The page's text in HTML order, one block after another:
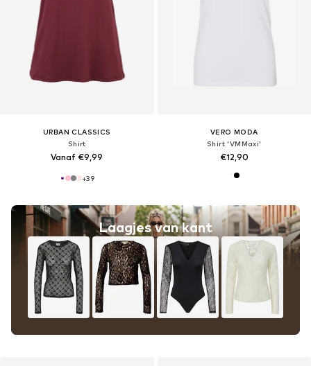
URBAN CLASSICS
Shirt
Vanaf €9,99
+39
Laagjes van kant
VERO MODA
Shirt 'VMMaxi'
€12,90